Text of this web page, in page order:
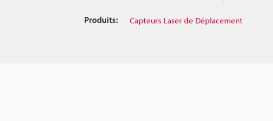
Produits: Capteurs Laser de Déplacement